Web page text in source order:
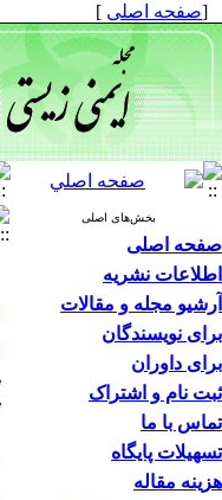
[صفحه اصلی ]
بخش‌های اصلی
صفحه اصلی
اطلاعات نشریه
آرشیو مجله و مقالات
برای نویسندگان
برای داوران
ثبت نام و اشتراک
تماس با ما
تسهیلات پایگاه
هزینه مقاله